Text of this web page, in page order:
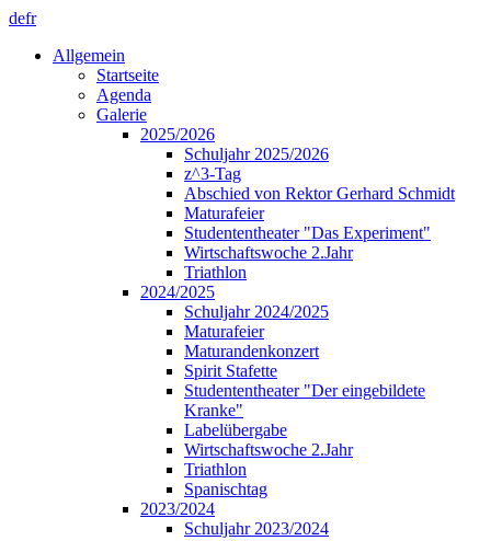
defr
Allgemein
Startseite
Agenda
Galerie
2025/2026
Schuljahr 2025/2026
z^3-Tag
Abschied von Rektor Gerhard Schmidt
Maturafeier
Studententheater "Das Experiment"
Wirtschaftswoche 2.Jahr
Triathlon
2024/2025
Schuljahr 2024/2025
Maturafeier
Maturandenkonzert
Spirit Stafette
Studententheater "Der eingebildete
Kranke"
Labelübergabe
Wirtschaftswoche 2.Jahr
Triathlon
Spanischtag
2023/2024
Schuljahr 2023/2024